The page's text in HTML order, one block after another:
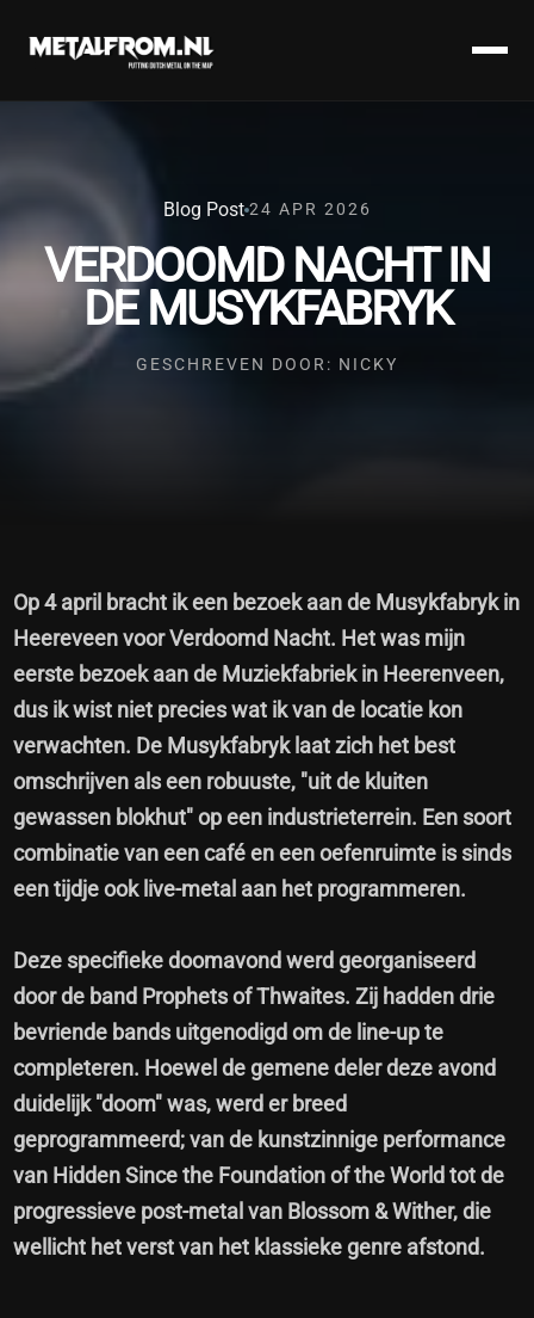
Blog Post 24 APR 2026
VERDOOMD NACHT IN
DE MUSYKFABRYK
GESCHREVEN DOOR: NICKY
Op 4 april bracht ik een bezoek aan de Musykfabryk in
Heereveen voor Verdoomd Nacht. Het was mijn
eerste bezoek aan de Muziekfabriek in Heerenveen,
dus ik wist niet precies wat ik van de locatie kon
verwachten. De Musykfabryk laat zich het best
omschrijven als een robuuste, "uit de kluiten
gewassen blokhut" op een industrieterrein. Een soort
combinatie van een café en een oefenruimte is sinds
een tijdje ook live-metal aan het programmeren.
Deze specifieke doomavond werd georganiseerd
door de band Prophets of Thwaites. Zij hadden drie
bevriende bands uitgenodigd om de line-up te
completeren. Hoewel de gemene deler deze avond
duidelijk "doom" was, werd er breed
geprogrammeerd; van de kunstzinnige performance
van Hidden Since the Foundation of the World tot de
progressieve post-metal van Blossom & Wither, die
wellicht het verst van het klassieke genre afstond.